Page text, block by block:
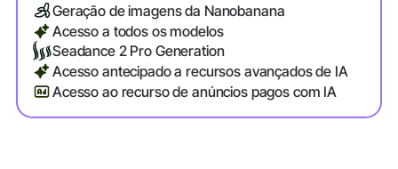
Geração de imagens da Nanobanana
Acesso a todos os modelos
Seadance 2 Pro Generation
Acesso antecipado a recursos avançados de IA
Acesso ao recurso de anúncios pagos com IA